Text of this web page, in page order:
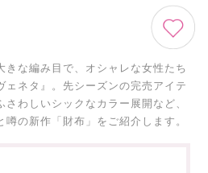
きな編み目で、オシャレな女性たち
ェネタ』。先シーズンの完売アイテ
わしいシックなカラー展開など、
の新作「財布」をご紹介します。